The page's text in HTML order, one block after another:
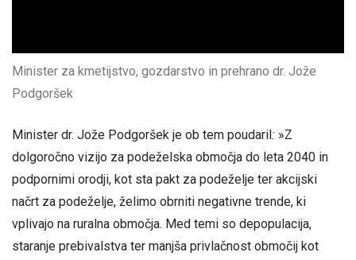
Minister za kmetijstvo, gozdarstvo in prehrano dr. Jože
Podgoršek
Minister dr. Jože Podgoršek je ob tem poudaril : »Z
dolgoročno vizijo za podeželska območja do leta 2040 in
podpornimi orodji, kot sta pakt za podeželje ter akcijski
načrt za podeželje, želimo obrniti negativne trende, ki
vplivajo na ruralna območja. Med temi so depopulacija,
staranje prebivalstva ter manjša privlačnost območij kot